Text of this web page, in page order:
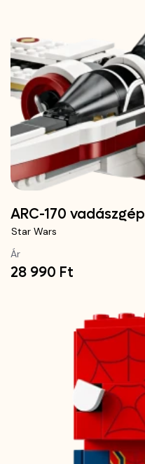
ARC-170 vadászgép
Star Wars
Ár
28 990 Ft